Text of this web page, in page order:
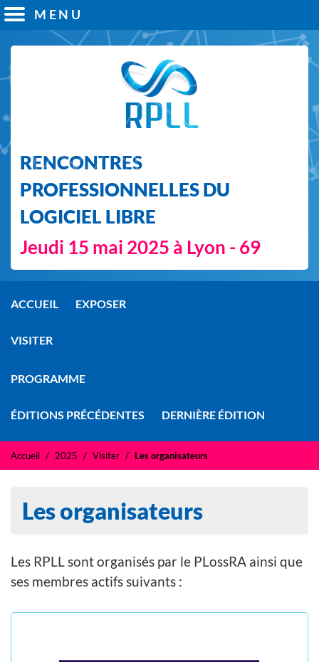
MENU
RENCONTRES
PROFESSIONNELLES DU
LOGICIEL LIBRE
Jeudi 15 mai 2025 à Lyon - 69
ACCUEIL EXPOSER
VISITER
PROGRAMME
ÉDITIONS PRÉCÉDENTES DERNIÈRE ÉDITION
Accueil 2025 Visiter Les organisateurs
Les organisateurs
Les RPLL sont organisés par le PLossRA ainsi que
ses membres actifs suivants :